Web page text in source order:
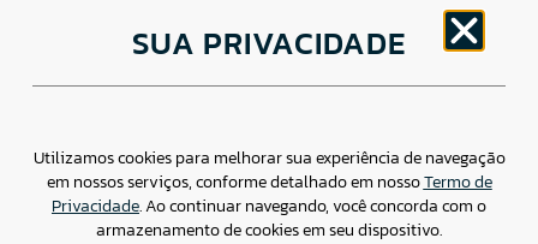
Av. Brigadeiro Faria Lima, 1779 – 5oAndar Jardim
Paulistano, São Paulo/ SP – CEP: 01452-914
Assessoria de imprensa: imprensa@csdbr.com
SUA PRIVACIDADE
Utilizamos cookies para melhorar sua experiência de navegação
em nossos serviços, conforme detalhado em nossoTermo de
Privacidade. Ao continuar navegando, você concorda com o
armazenamento de cookies em seu dispositivo.